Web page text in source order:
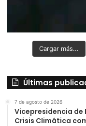
Cargar más...
Últimas
7 de agosto de 2026
Vicepresidencia
Crisis Climática